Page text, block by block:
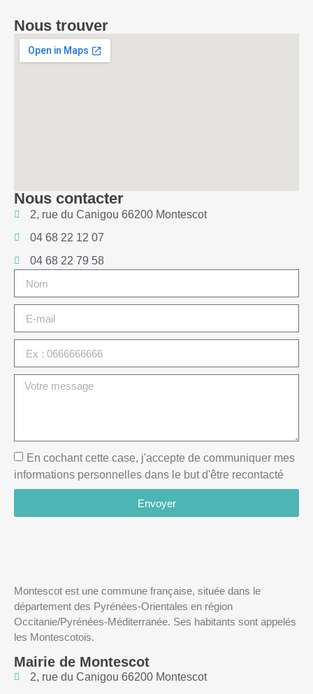
Nous trouver
Nous contacter
2, rue du Canigou 66200 Montescot
04 68 22 12 07
04 68 22 79 58
En cochant cette case, j'accepte de communiquer mes
informations personnelles dans le but d'être recontacté
Envoyer
Montescot est une commune française, située dans le
département des Pyrénées-Orientales en région
Occitanie/Pyrénées-Méditerranée. Ses habitants sont appelés
les Montescotois.
Mairie de Montescot
2, rue du Canigou 66200 Montescot